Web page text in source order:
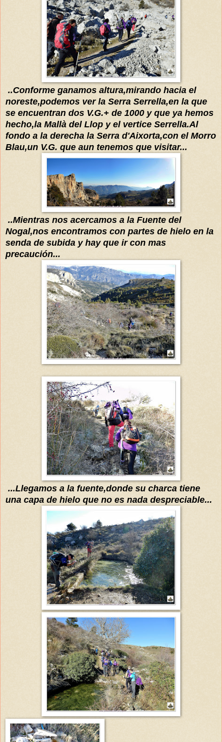
..Conforme ganamos altura,mirando hacia el
noreste,podemos ver la Serra Serrella,en la que
se encuentran dos V.G.+ de 1000 y que ya hemos
hecho,la Mallà del Llop y el vertice Serrella.Al
fondo a la derecha la Serra d'Aixorta,con el Morro
Blau,un V.G. que aun tenemos que visitar...
..Mientras nos acercamos a la Fuente del
Nogal,nos encontramos con partes de hielo en la
senda de subida y hay que ir con mas
precaución...
...Llegamos a la fuente,donde su charca tiene
una capa de hielo que no es nada despreciable...